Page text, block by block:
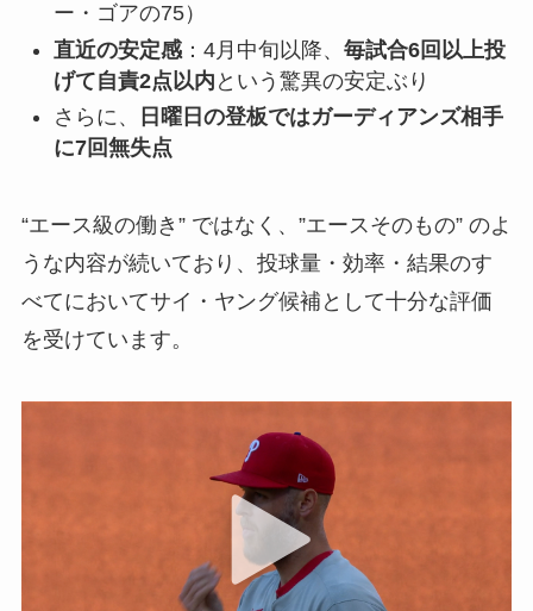
ー・ゴアの75）
直近の安定感：4月中旬以降、 毎試合6回以上投
げて自責2点以内 という驚異の安定ぶり
さらに、
日曜日の登板ではガーディアンズ相手
に7回無失点
“エース級の働き” ではなく、”エースそのもの” のよ
うな内容が続いており、投球量・効率・結果のす
べてにおいてサイ・ヤング候補として十分な評価
を受けています。